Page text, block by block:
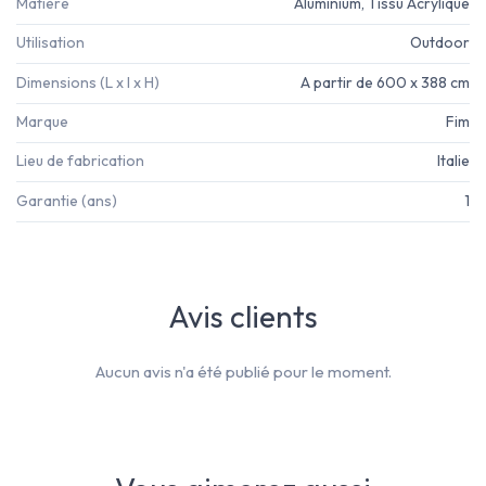
Utilisation Outdoor
Dimensions (L x l x H) A partir de 600 x 388 cm
Marque Fim
Lieu de fabrication Italie
Garantie (ans) 1
Avis clients
Aucun avis n'a été publié pour le moment.